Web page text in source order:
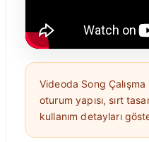
Videoda Song
oturum yapısı, sırt
kullanım detayları